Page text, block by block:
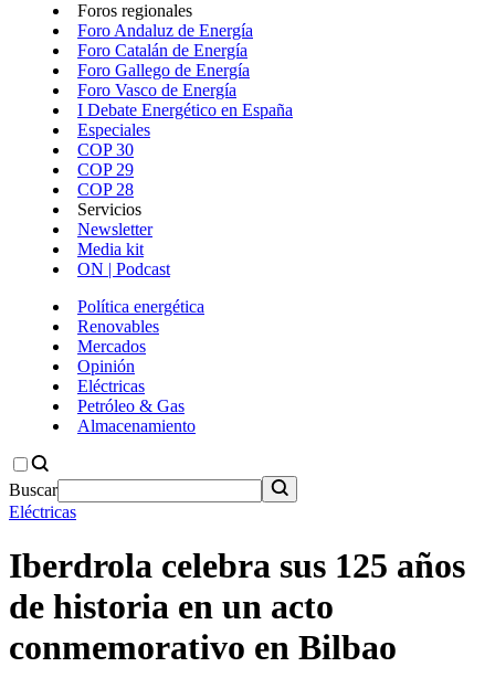
Foros regionales
Foro Andaluz de Energía
Foro Catalán de Energía
Foro Gallego de Energía
Foro Vasco de Energía
I Debate Energético en España
Especiales
COP 30
COP 29
COP 28
Servicios
Newsletter
Media kit
ON | Podcast
Política energética
Renovables
Mercados
Opinión
Eléctricas
Petróleo & Gas
Almacenamiento
Buscar
Eléctricas
Iberdrola celebra sus 125 años
de historia en un acto
conmemorativo en Bilbao